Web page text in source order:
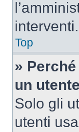
interventi.
Top
»
un
Solo gli
utenti